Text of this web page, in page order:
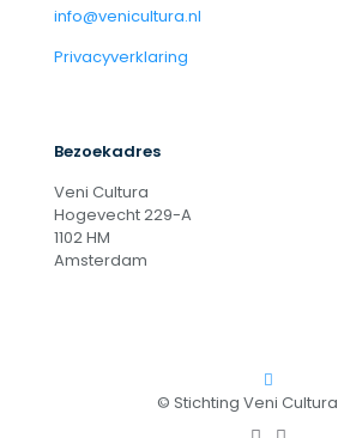
info@venicultura.nl
Privacyverklaring
Bezoekadres
Veni Cultura
Hogevecht 229-A
1102 HM
Amsterdam
© Stichting Veni